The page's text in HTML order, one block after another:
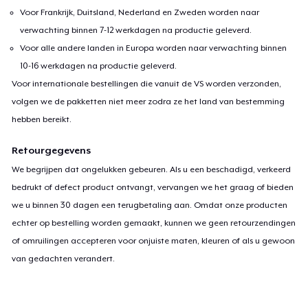
Voor Frankrijk, Duitsland, Nederland en Zweden worden naar
verwachting binnen 7-12 werkdagen na productie geleverd.
Voor alle andere landen in Europa worden naar verwachting binnen
10-16 werkdagen na productie geleverd.
Voor internationale bestellingen die vanuit de VS worden verzonden,
volgen we de pakketten niet meer zodra ze het land van bestemming
hebben bereikt.
Retourgegevens
We begrijpen dat ongelukken gebeuren. Als u een beschadigd, verkeerd
bedrukt of defect product ontvangt, vervangen we het graag of bieden
we u binnen 30 dagen een terugbetaling aan. Omdat onze producten
echter op bestelling worden gemaakt, kunnen we geen retourzendingen
of omruilingen accepteren voor onjuiste maten, kleuren of als u gewoon
van gedachten verandert.